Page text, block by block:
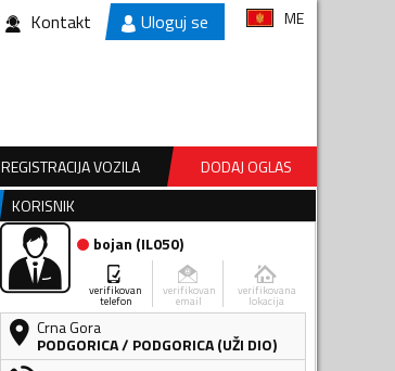
Kontakt Uloguj se ME
REGISTRACIJA VOZILA
DODAJ OGLAS
KORISNIK
bojan (IL050)
verifikovan
telefon
verifikovan
email
verifikovana
lokacija
Crna Gora
PODGORICA/ PODGORICA (UŽI DIO)